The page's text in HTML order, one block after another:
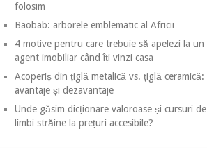
folosim
Baobab: arborele emblematic al Africii
4 motive pentru care trebuie să apelezi la un
agent imobiliar când îți vinzi casa
Acoperiș din țiglă metalică vs. țiglă ceramică:
avantaje și dezavantaje
Unde găsim dicționare valoroase și cursuri de
limbi străine la prețuri accesibile?